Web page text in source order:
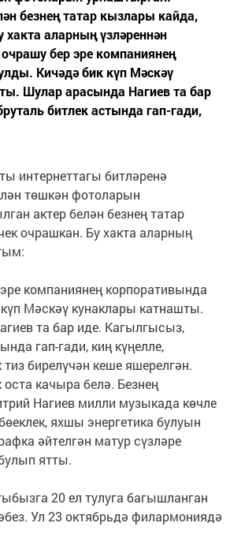
безнең татар кызлары кайда,
аларның үзләреннән
бер эре компаниянең
Кичәдә бик күп Мәскәү
Шулар арасында Нагиев та бар
битлек астында гап-гади,
интернеттагы битләренә
төшкән фотоларын
актер белән безнең татар
очрашкан. Бу хакта аларның
компаниянең корпоративында
Мәскәү кунаклары катнашты.
та бар иде. Кагылгысыз,
гап-гади, киң күңелле,
тиз бирелүчән кеше яшерелгән.
качыра белә. Безнең
Нагиев милли музыкада көчле
яхшы энергетика булуын
әйтелгән матур сүзләре
ятты.
20 ел тулуга багышланган
Ул 23 октябрьдә филармониядә